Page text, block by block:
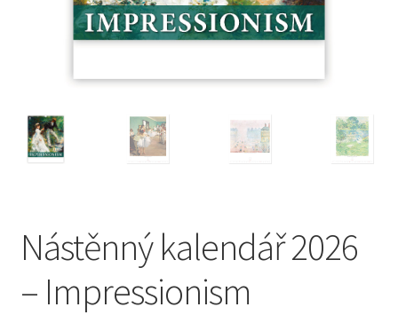
Nástěnný kalendář 2026
– Impressionism